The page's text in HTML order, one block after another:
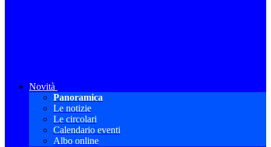
Novità
Panoramica
Le notizie
Le circolari
Calendario eventi
Albo online